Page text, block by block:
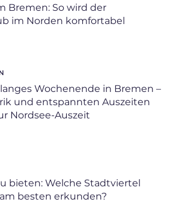
Bremen: So wird der
im Norden komfortabel
Wochenende in Bremen –
und entspannten Auszeiten
Nordsee-Auszeit
bieten: Welche Stadtviertel
besten erkunden?